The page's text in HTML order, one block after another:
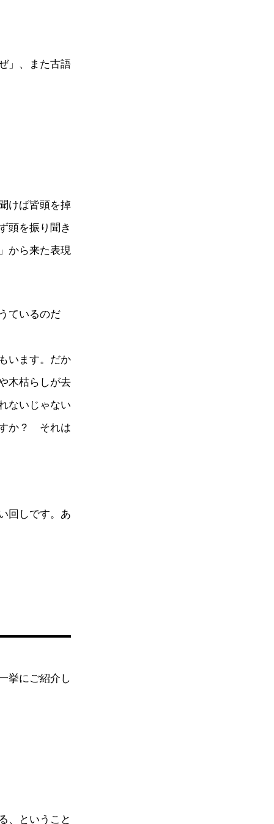
」、また古語
けば皆頭を掉
頭を振り聞き
から来た表現
ているのだ
います。だか
木枯らしが去
ないじゃない
か？ それは
回しです。あ
挙にご紹介し
、ということ